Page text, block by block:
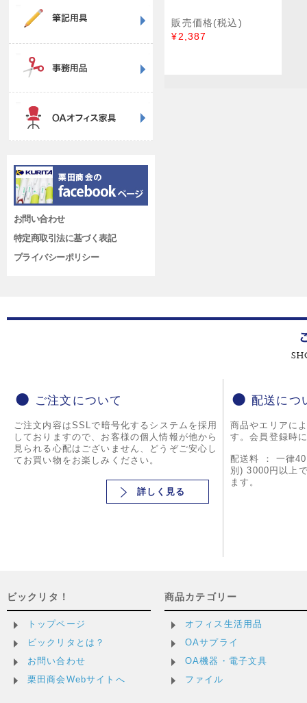
お問い合わせ
特定商取引法に基づく表記
プライバシーポリシー
販売価格(税込)
¥2,387
ご注文について
ご注文内容はSSLで暗号化するシステムを採用
しておりますので、お客様の個人情報が他から
見られる心配はございません、どうぞご安心し
てお買い物をお楽しみください。
詳しく見る
配送につ
商品やエリアに
す。会員登録時
配送料 ： 一律
別) 3000円以上
ます。
ビックリタ！
トップページ
ビックリタとは？
お問い合わせ
栗田商会Webサイトへ
商品カテゴリー
オフィス生活用品
OAサプライ
OA機器・電子文具
ファイル